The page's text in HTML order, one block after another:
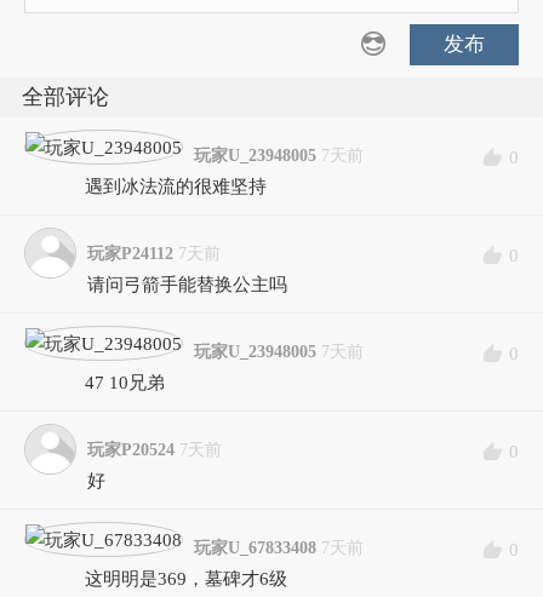
发布
全部评论
玩家U_23948005 7天前
0
遇到冰法流的很难坚持
玩家P24112 7天前
0
请问弓箭手能替换公主吗
玩家U_23948005 7天前
0
47 10兄弟
玩家P20524 7天前
0
好
玩家U_67833408 7天前
0
这明明是369，墓碑才6级